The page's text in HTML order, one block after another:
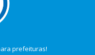
prefeituras!